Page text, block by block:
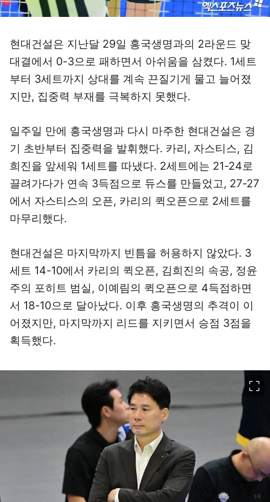
현대건설은 지난달 29일 흥국생명과의 2라운드 맞
대결에서 0-3으로 패하면서 아쉬움을 삼켰다. 1세트
부터 3세트까지 상대를 계속 끈질기게 물고 늘어졌
지만, 집중력 부재를 극복하지 못했다.
일주일 만에 흥국생명과 다시 마주한 현대건설은 경
기 초반부터 집중력을 발휘했다. 카리, 자스티스, 김
희진을 앞세워 1세트를 따냈다. 2세트에는 21-24로
끌려가다가 연속 3득점으로 듀스를 만들었고, 27-27
에서 자스티스의 오픈, 카리의 퀵오픈으로 2세트를
마무리했다.
현대건설은 마지막까지 빈틈을 허용하지 않았다. 3
세트 14-10에서 카리의 퀵오픈, 김희진의 속공, 정윤
주의 포히트 범실, 이예림의 퀵오픈으로 4득점하면
서 18-10으로 달아났다. 이후 흥국생명의 추격이 이
어졌지만, 마지막까지 리드를 지키면서 승점 3점을
획득했다.